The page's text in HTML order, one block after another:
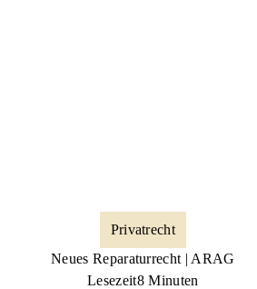
Privatrecht
Neues Reparaturrecht | ARAG
Lesezeit8 Minuten